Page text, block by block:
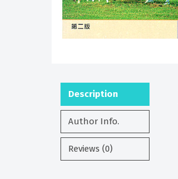
Description
Author Info.
Reviews (0)